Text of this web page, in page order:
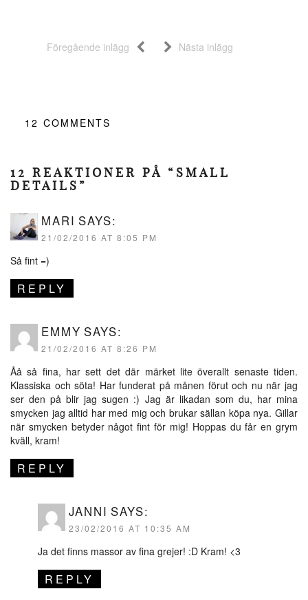
Föregående inlägg Nästa inlägg
12 COMMENTS
12 REAKTIONER PÅ “SMALL
DETAILS”
MARI SAYS:
21/02/2016 AT 8:05 PM
Så fint =)
REPLY
EMMY SAYS:
21/02/2016 AT 8:26 PM
Åå så fina, har sett det där märket lite överallt senaste tiden.
Klassiska och söta! Har funderat på månen förut och nu när jag
ser den på blir jag sugen :) Jag är likadan som du, har mina
smycken jag alltid har med mig och brukar sällan köpa nya. Gillar
när smycken betyder något fint för mig! Hoppas du får en grym
kväll, kram!
REPLY
JANNI SAYS:
23/02/2016 AT 10:35 AM
Ja det finns massor av fina grejer! :D Kram! <3
REPLY